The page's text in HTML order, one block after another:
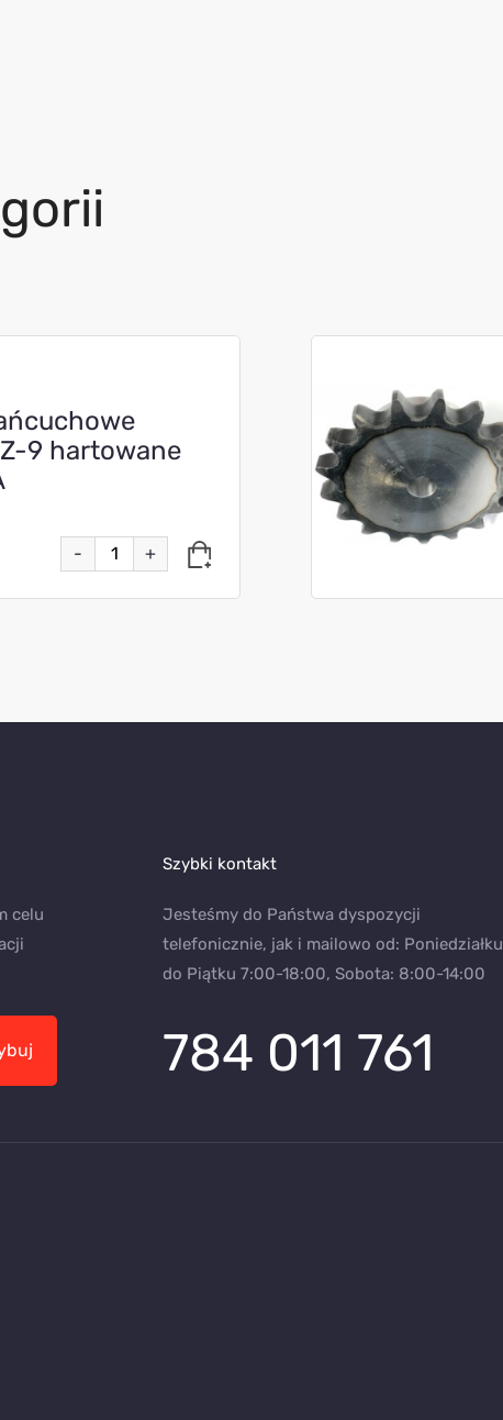
9 hartowane
- +
celu
Szybki kontakt
Jesteśmy do Państwa dyspozycji
telefonicznie, jak i mailowo od: Poniedziałku
do Piątku 7:00-18:00, Sobota: 8:00-14:00
784 011 761